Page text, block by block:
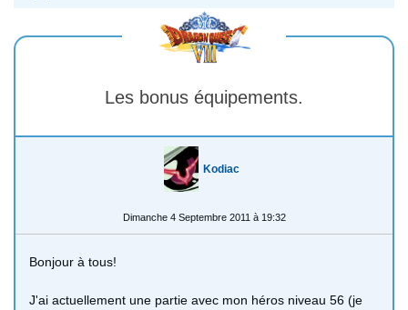
Les bonus équipements.
Kodiac
Dimanche 4 Septembre 2011 à 19:32
Bonjour à tous!
J'ai actuellement une partie avec mon héros niveau 56 (je